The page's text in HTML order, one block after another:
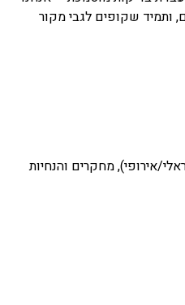
ותמיד שקופים לגבי מקור
אירופי), מחקרים והנחיות